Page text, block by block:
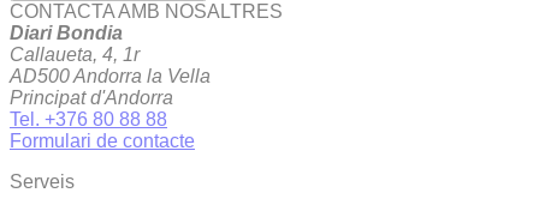
CONTACTA AMB NOSALTRES
Diari Bondia
Callaueta, 4, 1r
AD500 Andorra la Vella
Principat d'Andorra
Tel. +376 80 88 88
Formulari de contacte
Serveis